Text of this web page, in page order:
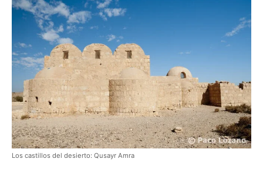
Los castillos del desierto: Qusayr Amra